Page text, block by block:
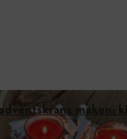
maken: